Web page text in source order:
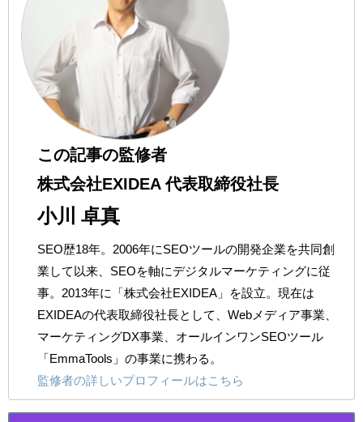
この記事の監修者
株式会社EXIDEA 代表取締役社長
小川 卓真
SEO歴18年。2006年にSEOツールの開発企業を共同創
業して以来、SEOを軸にデジタルマーケティングに従
事。2013年に「株式会社EXIDEA」を設立。現在は
EXIDEAの代表取締役社長として、Webメディア事業、
マーケティングDX事業、オールインワンSEOツール
「EmmaTools」の事業に携わる。
監修者の詳しいプロフィールはこちら